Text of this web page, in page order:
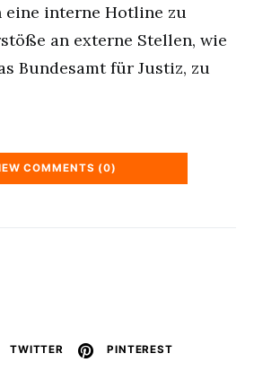
TWITTER
PINTEREST
eine interne Hotline zu
an externe Stellen, wie
Bundesamt für Justiz, zu
COMMENTS (0)